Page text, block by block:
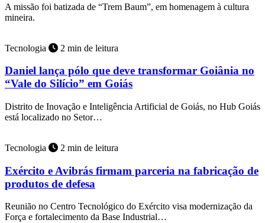
A missão foi batizada de “Trem Baum”, em homenagem à cultura
mineira.
Tecnologia 2 min de leitura
Daniel lança pólo que deve transformar Goiânia no
“Vale do Silício” em Goiás
Distrito de Inovação e Inteligência Artificial de Goiás, no Hub Goiás
está localizado no Setor…
Tecnologia 2 min de leitura
Exército e Avibrás firmam parceria na fabricação de
produtos de defesa
Reunião no Centro Tecnológico do Exército visa modernização da
Força e fortalecimento da Base Industrial…